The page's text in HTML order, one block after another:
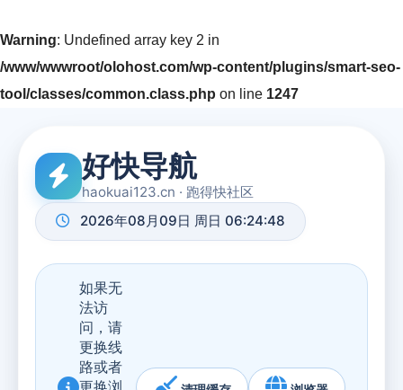
Warning: Undefined array key 2 in
/www/wwwroot/olohost.com/wp-content/plugins/smart-seo-
tool/classes/common.class.php on line 1247